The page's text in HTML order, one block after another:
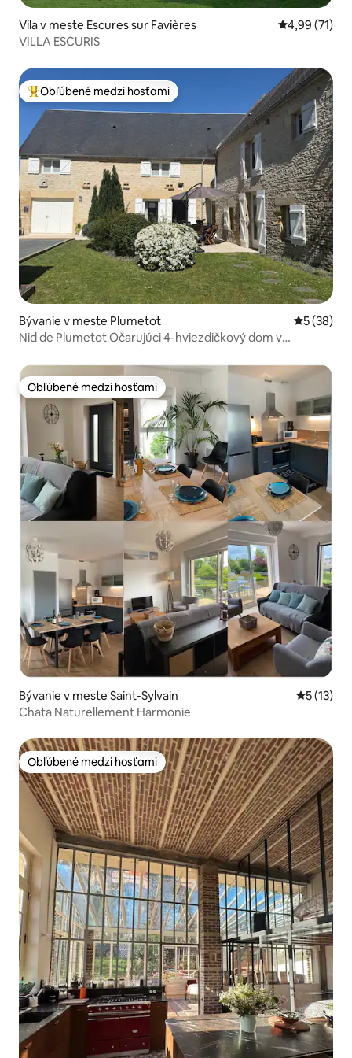
Vila v meste Escures sur Favières Priemerné
4,99 (71)
VILLA ESCURIS
Najobľúbenejšie medzi hosťami
Obľúbené medzi hosťami
Bývanie v meste Plumetot
5 (38)
Nid de Plumetot Očarujúci 4-hviezdičkový dom v
Obľúbené medzi hosťami
Obľúbené medzi hosťami
Bývanie v meste Saint-Sylvain
5 (13)
Chata Naturellement Harmonie
Obľúbené medzi hosťami
Obľúbené medzi hosťami